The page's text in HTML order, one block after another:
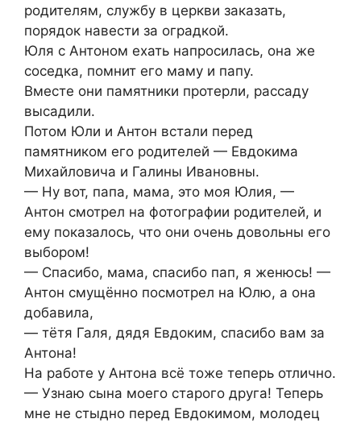
родителям, службу в церкви заказать,
порядок навести за оградкой.
Юля с Антоном ехать напросилась, она же
соседка, помнит его маму и папу.
Вместе они памятники протерли, рассаду
высадили.
Потом Юли и Антон встали перед
памятником его родителей — Евдокима
Михайловича и Галины Ивановны.
— Ну вот, папа, мама, это моя Юлия, —
Антон смотрел на фотографии родителей, и
ему показалось, что они очень довольны его
выбором!
— Спасибо, мама, спасибо пап, я женюсь! —
Антон смущённо посмотрел на Юлю, а она
добавила,
— тётя Галя, дядя Евдоким, спасибо вам за
Антона!
На работе у Антона всё тоже теперь отлично.
— Узнаю сына моего старого друга! Теперь
мне не стыдно перед Евдокимом, молодец